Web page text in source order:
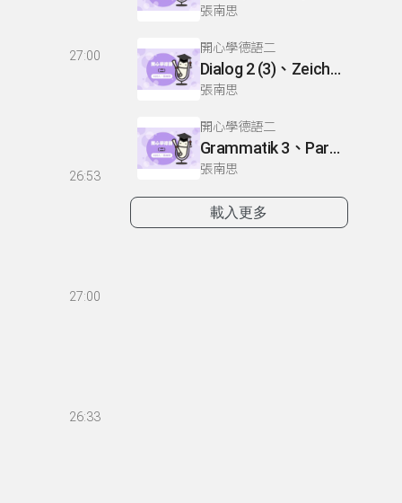
27:00
26:53
27:00
26:33
張南思
開心學德語二
Dialog 2 (3)、Zeichnen: einen Mann、Lesetext 1(1)
張南思
開心學德語二
Grammatik 3、Partnerubungen Nr. 1, 3、Dialog 2(1)
張南思
載入更多